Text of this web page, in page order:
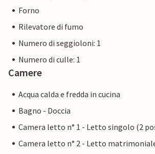
Forno
Rilevatore di fumo
Numero di seggioloni: 1
Numero di culle: 1
Camere
Acqua calda e fredda in cucina
Bagno - Doccia
Camera letto n° 1 - Letto singolo (2
Camera letto n° 2 - Letto